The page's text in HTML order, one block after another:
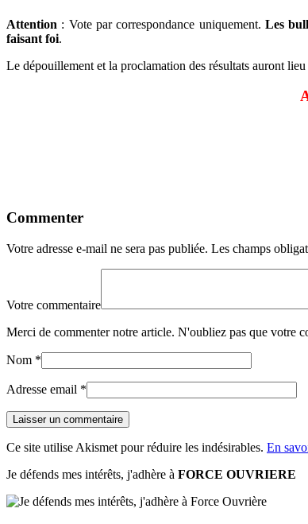
Attention : Vote par correspondance uniquement.Les
faisant foi.
Le dépouillement et la proclamation des résultats auront
Commenter
Votre adresse e-mail ne sera pas publiée. Les champs
Votre commentaire
Merci de commenter notre article. N'oubliez pas que votre
Nom *
Adresse email *
Ce site utilise Akismet pour réduire les indésirables. En
Je défends mes intérêts, j'adhère à FORCE OUVRIERE